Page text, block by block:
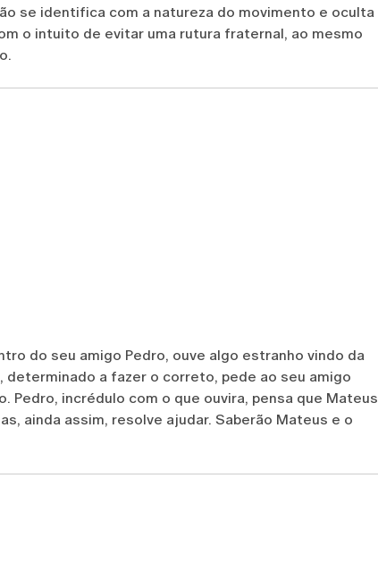
se identifica com a natureza do movimento e oculta
o intuito de evitar uma rutura fraternal, ao mesmo
do seu amigo Pedro, ouve algo estranho vindo da
determinado a fazer o correto, pede ao seu amigo
Pedro, incrédulo com o que ouvira, pensa que Mateus
ainda assim, resolve ajudar. Saberão Mateus e o